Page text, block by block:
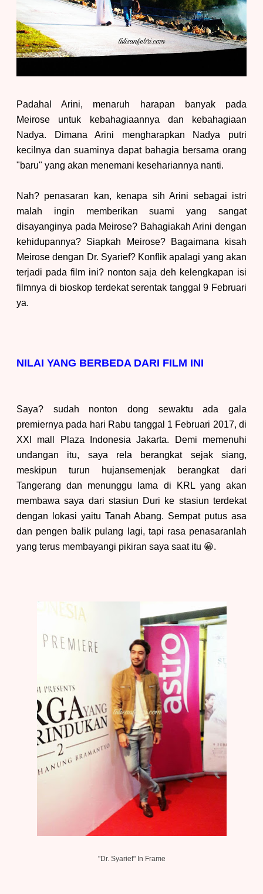
Padahal Arini, menaruh harapan banyak pada
Meirose untuk kebahagiaannya dan kebahagiaan
Nadya. Dimana Arini mengharapkan Nadya putri
kecilnya dan suaminya dapat bahagia bersama orang
"baru" yang akan menemani kesehariannya nanti.
Nah? penasaran kan, kenapa sih Arini sebagai istri
malah ingin memberikan suami yang sangat
disayanginya pada Meirose? Bahagiakah Arini dengan
kehidupannya? Siapkah Meirose? Bagaimana kisah
Meirose dengan Dr. Syarief? Konflik apalagi yang akan
terjadi pada film ini? nonton saja deh kelengkapan isi
filmnya di bioskop terdekat serentak tanggal 9 Februari
ya.
NILAI YANG BERBEDA DARI FILM INI
Saya? sudah nonton dong sewaktu ada gala
premiernya pada hari Rabu tanggal 1 Februari 2017, di
XXI mall Plaza Indonesia Jakarta. Demi memenuhi
undangan itu, saya rela berangkat sejak siang,
meskipun turun hujansemenjak berangkat dari
Tangerang dan menunggu lama di KRL yang akan
membawa saya dari stasiun Duri ke stasiun terdekat
dengan lokasi yaitu Tanah Abang. Sempat putus asa
dan pengen balik pulang lagi, tapi rasa penasaranlah
yang terus membayangi pikiran saya saat itu 😀.
"Dr. Syarief" In Frame